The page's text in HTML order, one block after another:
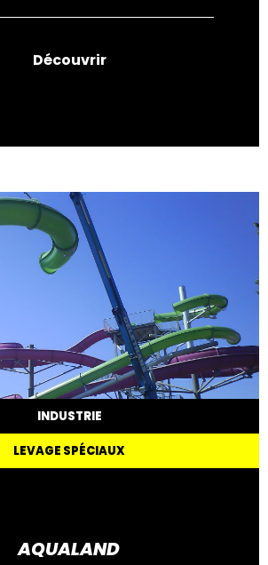
Découvrir
INDUSTRIE
LEVAGE SPÉCIAUX
AQUALAND